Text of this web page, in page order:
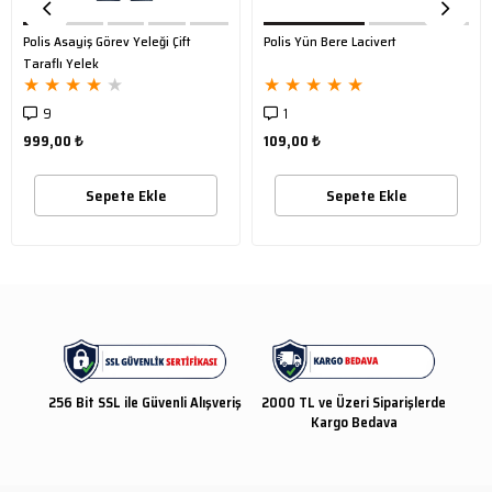
Polis Asayiş Görev Yeleği Çift
Taraflı Yelek
★ ★ ★ ★ ★
9
999,00 ₺
Sepete Ekle
Polis Yün Bere Lacivert
★ ★ ★ ★ ★
1
109,00 ₺
Sepete Ekle
256 Bit SSL ile Güvenli Alışveriş
2000 TL ve Üzeri Siparişlerde
Kargo Bedava